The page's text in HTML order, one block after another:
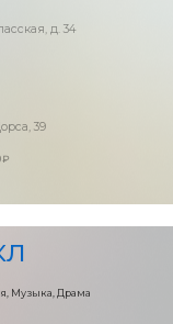
д. 34
39
₽
Музыка, Драма